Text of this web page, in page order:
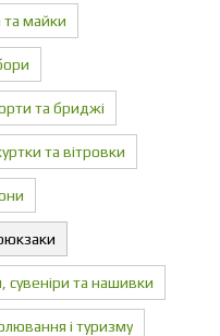
та майки
та бриджі
та вітровки
сувеніри та нашивки
і туризму